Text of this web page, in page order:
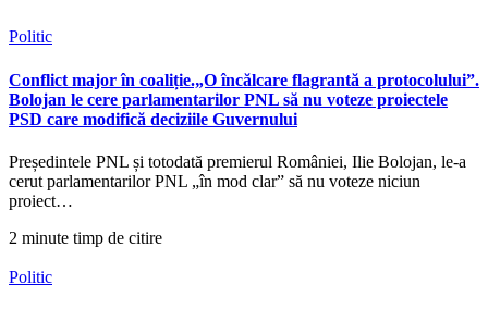
Politic
Conflict major în coaliție.„O încălcare flagrantă a protocolului”.
Bolojan le cere parlamentarilor PNL să nu voteze proiectele
PSD care modifică deciziile Guvernului
Președintele PNL și totodată premierul României, Ilie Bolojan, le-a
cerut parlamentarilor PNL „în mod clar” să nu voteze niciun
proiect…
2 minute timp de citire
Politic